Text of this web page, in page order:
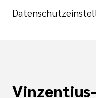
Unfallchirurgie
Pflege